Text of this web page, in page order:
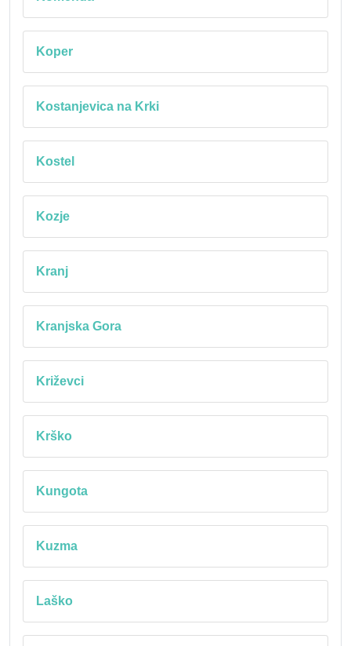
Koper
Kostanjevica na Krki
Kostel
Kozje
Kranj
Kranjska Gora
Križevci
Krško
Kungota
Kuzma
Laško